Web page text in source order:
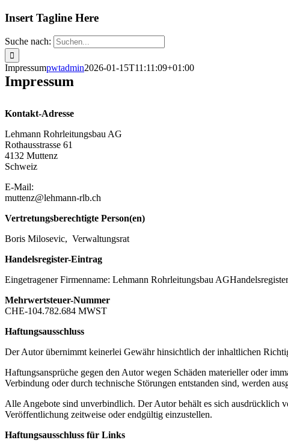
Insert Tagline Here
Suche nach:
Impressumpwtadmin2026-01-15T11:11:09+01:00
Impressum
Kontakt-Adresse
Lehmann Rohrleitungsbau AG
Rothausstrasse 61
4132 Muttenz
Schweiz
E-Mail:
muttenz@lehmann-rlb.ch
Vertretungsberechtigte Person(en)
Boris Milosevic, Verwaltungsrat
Handelsregister-Eintrag
Eingetragener Firmenname: Lehmann Rohrleitungsbau
Mehrwertsteuer-Nummer
CHE-104.782.684 MWST
Haftungsausschluss
Der Autor übernimmt keinerlei Gewähr hinsichtlich der inhaltlichen
Haftungsansprüche gegen den Autor wegen Schäden materieller oder
Verbindung oder durch technische Störungen entstanden sind, werden
Alle Angebote sind unverbindlich. Der Autor behält es sich ausdrücklich
Veröffentlichung zeitweise oder endgültig einzustellen.
Haftungsausschluss für Links